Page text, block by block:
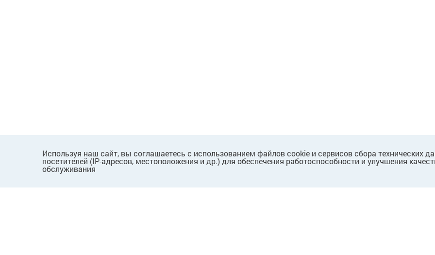
Используя наш сайт, вы соглашаетесь с использованием файлов cookie и сервисов сбора технических
посетителей (IP-адресов, местоположения и др.) для обеспечения работоспособности и улучшения
обслуживания